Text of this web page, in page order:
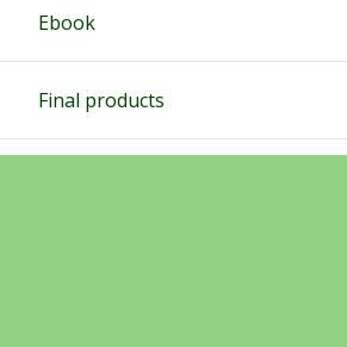
Ebook
Final products